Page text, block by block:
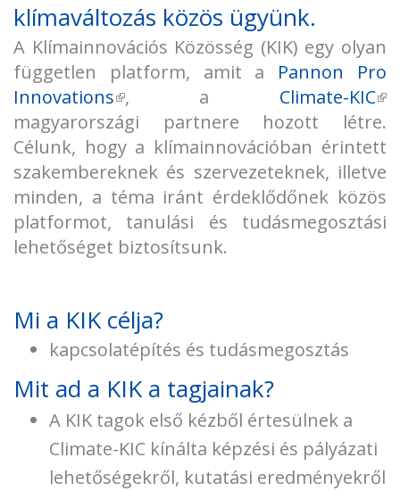
klímaváltozás közös ügyünk.
A Klímainnovációs Közösség (KIK) egy olyan
független platform, amit a Pannon Pro
Innovations(külső hivatkozás)
, a Climate-KIC
magyarországi partnere hozott létre.
Célunk, hogy a klímainnovációban érintett
szakembereknek és szervezeteknek, illetve
minden, a téma iránt érdeklődőnek közös
platformot, tanulási és tudásmegosztási
lehetőséget biztosítsunk.
Mi a KIK célja?
kapcsolatépítés és tudásmegosztás
Mit ad a KIK a tagjainak?
A KIK tagok első kézből értesülnek a
Climate-KIC kínálta képzési és pályázati
lehetőségekről, kutatási eredményekről